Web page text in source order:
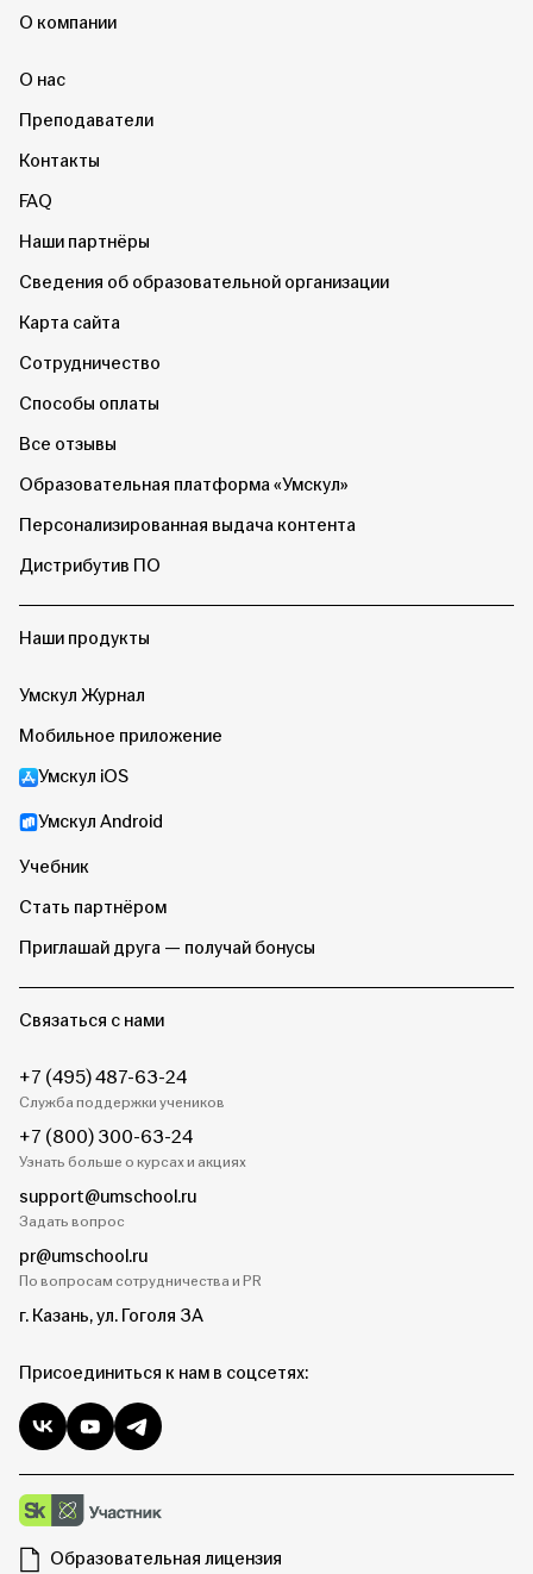
О компании
О нас
Преподаватели
Контакты
FAQ
Наши партнёры
Сведения об образовательной организации
Карта сайта
Сотрудничество
Способы оплаты
Все отзывы
Образовательная платформа «Умскул»
Персонализированная выдача контента
Дистрибутив ПО
Наши продукты
Умскул Журнал
Мобильное приложение
Умскул iOS
Умскул Android
Учебник
Стать партнёром
Приглашай друга — получай бонусы
Связаться с нами
+7 (495) 487-63-24
Служба поддержки учеников
+7 (800) 300-63-24
Узнать больше о курсах и акциях
support@umschool.ru
Задать вопрос
pr@umschool.ru
По вопросам сотрудничества и PR
г. Казань, ул. Гоголя 3А
Присоединиться к нам в соцсетях:
Образовательная лицензия